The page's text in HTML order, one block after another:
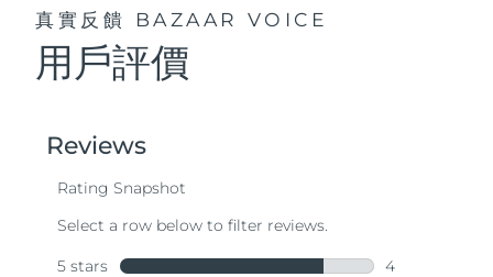
真實反饋 BAZAAR VOICE
用戶評價